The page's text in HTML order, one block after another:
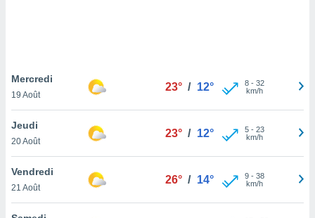
la
ne
Mercredi
19 Août
23° / 12° 8- 32
km/h
Jeudi
20 Août
23° / 12° 5- 23
km/h
Vendredi
21 Août
26° / 14° 9- 38
km/h